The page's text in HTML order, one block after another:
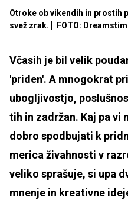
Otroke ob vikendih in prostih
svež zrak.
FOTO:
Včasih je bil velik
'priden'. A mnogokrat
ubogljivostjo,
tih in zadržan. Kaj pa vi
dobro spodbujati k
merica živahnosti v
veliko sprašuje, si upa
mnenje in kreativne